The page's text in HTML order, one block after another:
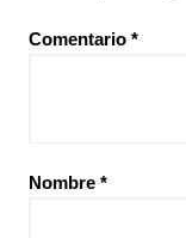
Comentario *
Nombre *